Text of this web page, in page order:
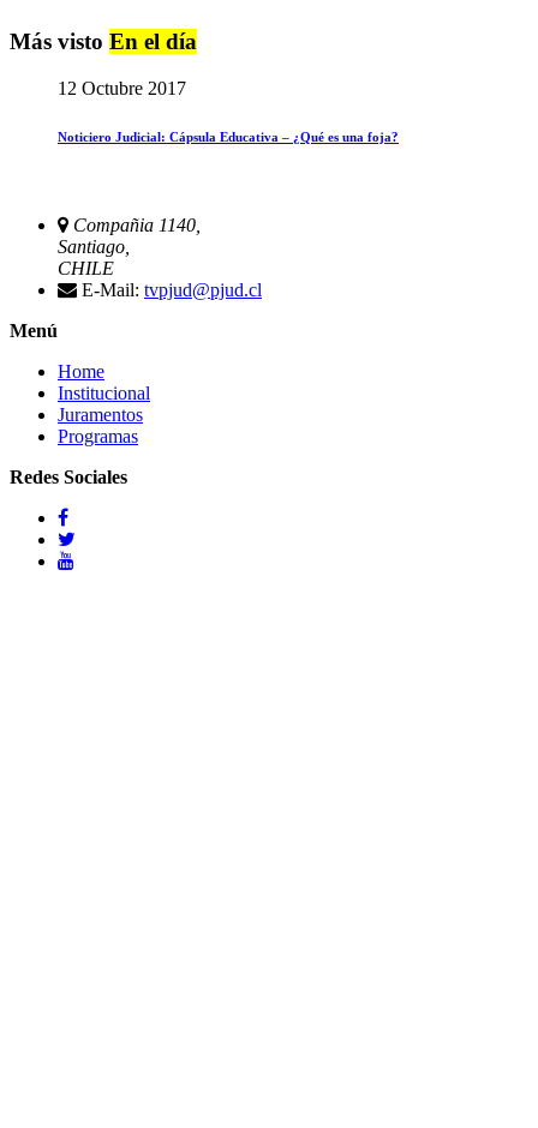
Más visto En el día
12 Octubre 2017
Noticiero Judicial: Cápsula Educativa – ¿Qué es una foja?
Compañia 1140,
Santiago,
CHILE
E-Mail: tvpjud@pjud.cl
Menú
Home
Institucional
Juramentos
Programas
Redes Sociales